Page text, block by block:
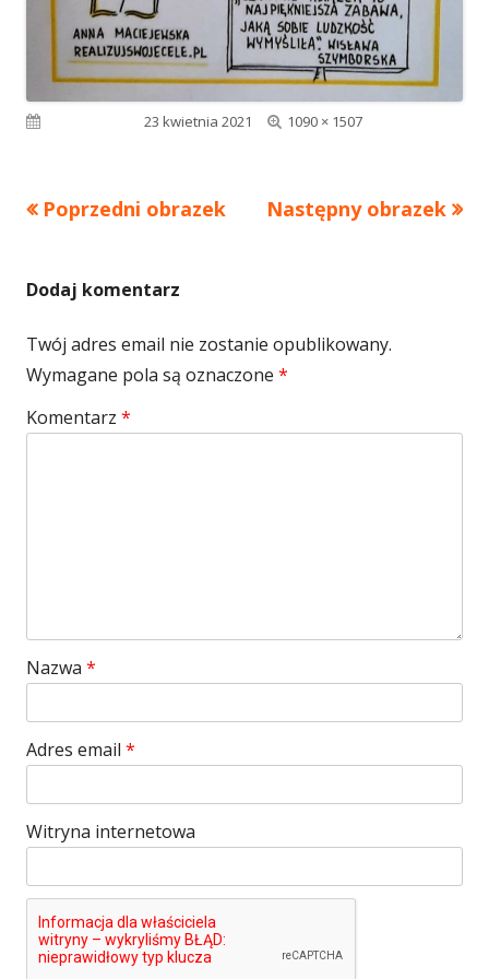
Opublikowano23 kwietnia 2021
Pełny
1090 × 1507
Poprzedni obrazek Następny obrazek
Dodaj komentarz
Twój adres email nie zostanie opublikowany.
Wymagane pola są oznaczone *
Komentarz *
Nazwa *
Adres email *
Witryna internetowa